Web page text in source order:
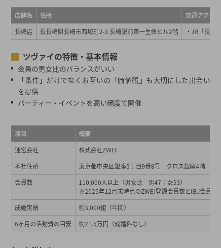
店舗名 住所
交通アクセス
長崎店
長長崎県長崎市西坂町2-3 長崎駅前第一生命ビル2階 ・JR「長崎
ツヴァイの特徴・基本情報
会員の男女比のバランスがいい
「条件」だけでなくお互いの「価値観」も大切にした出会い
を提供
パーティー・イベントを高い頻度で開催
項目
概要
運営会社
株式会社ZWEI
本社住所
東京都中央区銀座5丁目9番8号 クロス銀座4階
会員数
110,000人以上（男女比 男47：女53）
※2025年12月末時点のZWEI登録会員数とIBJ会員数
成婚実績
約3,000組（年間）
6ヶ月の活動費の目安
約21.5万円（成婚料なし）